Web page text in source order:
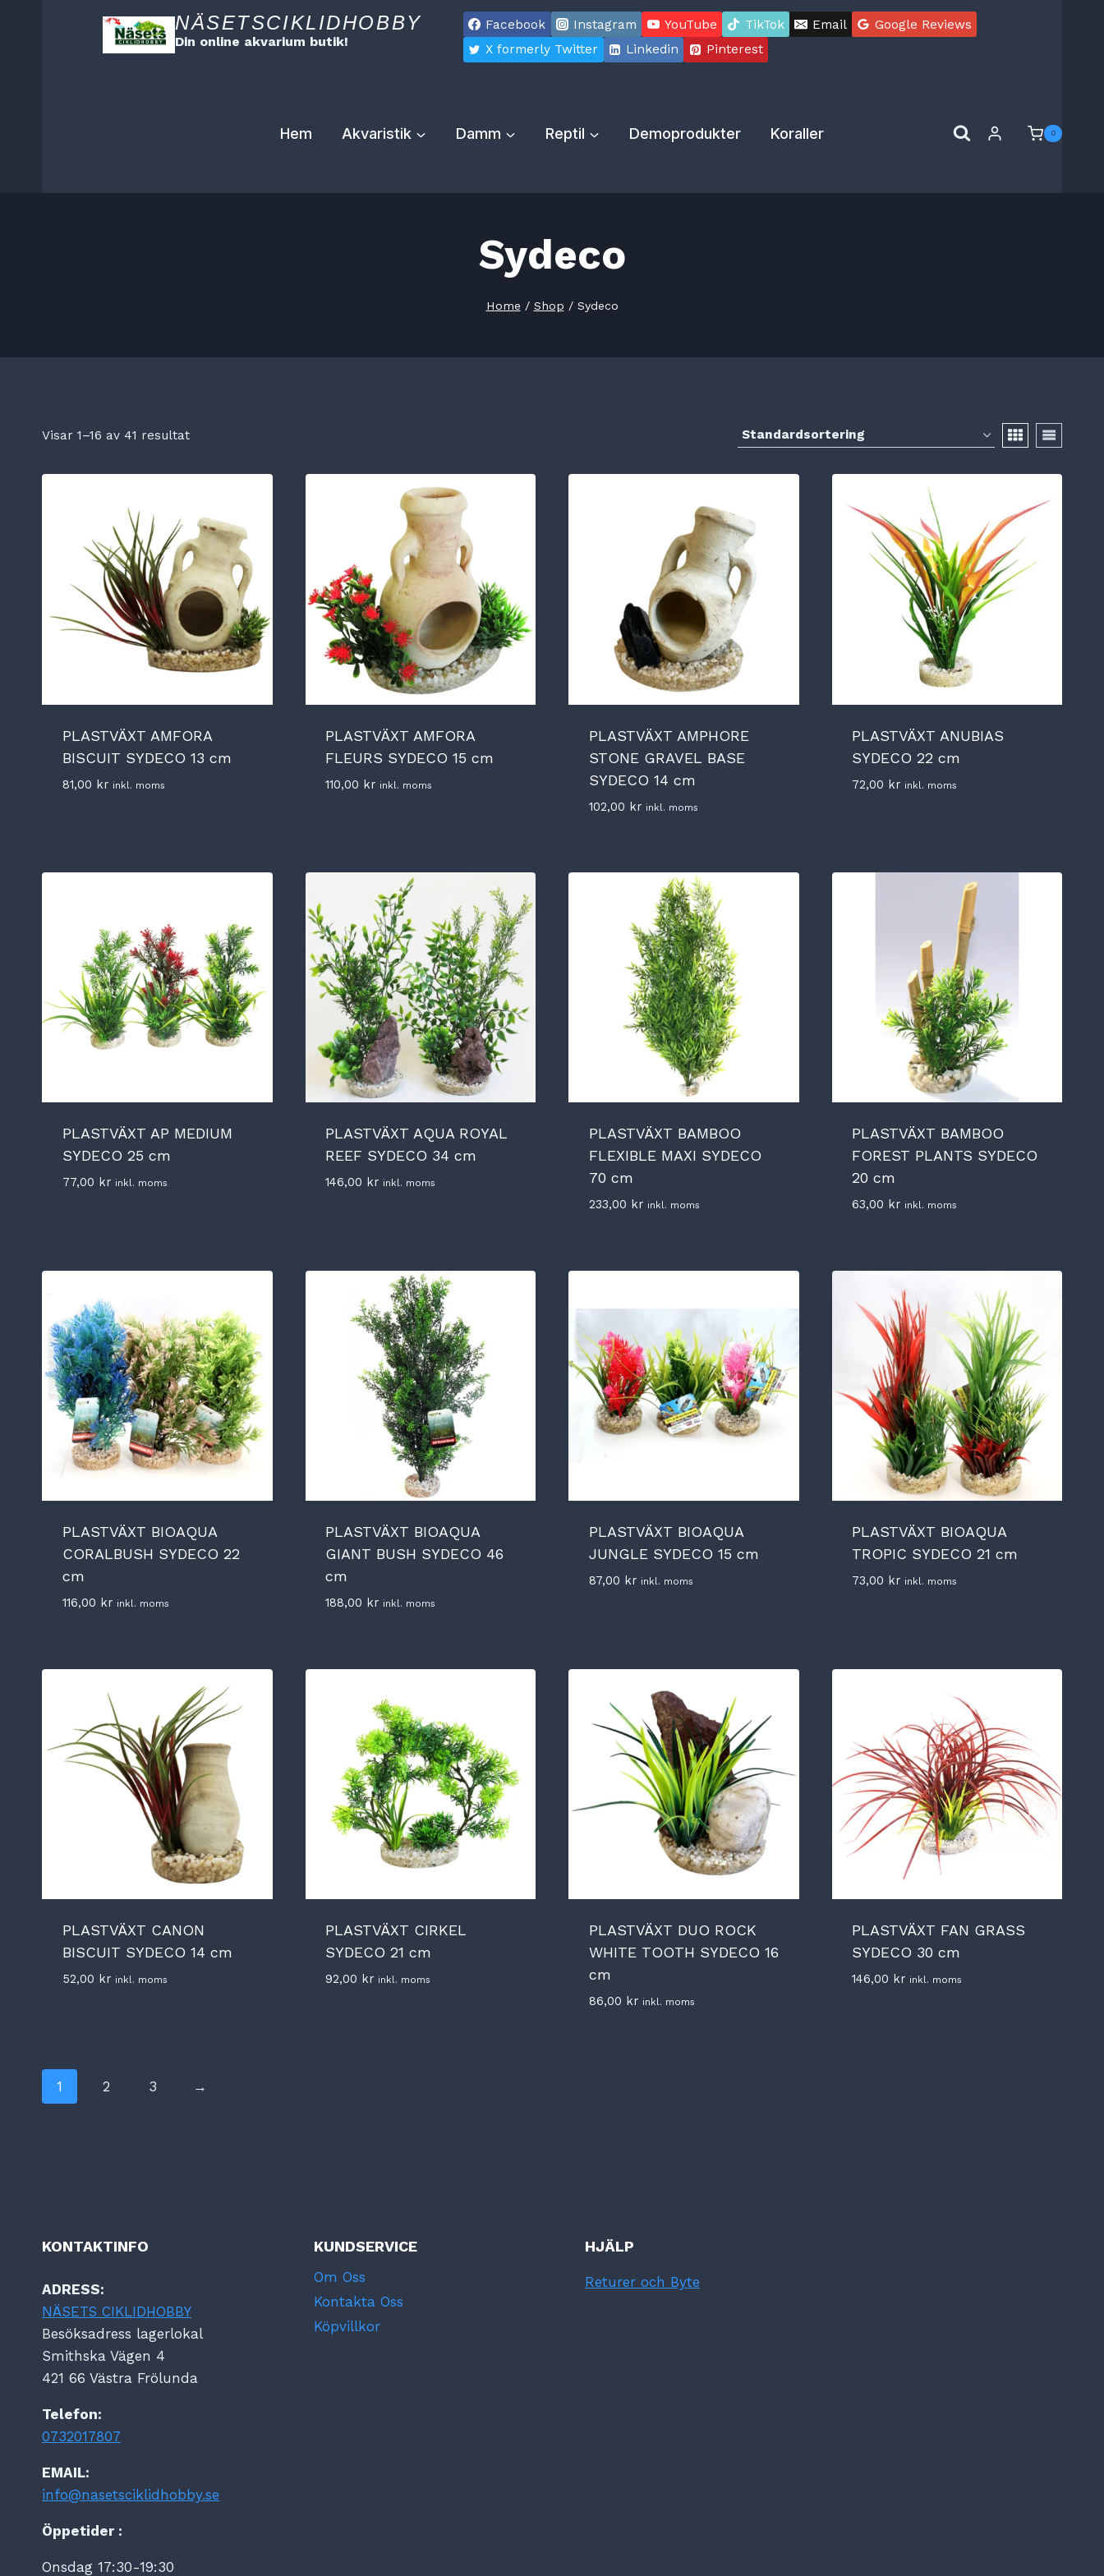
NÄSETSCIKLIDHOBBY
Din online akvarium butik!
Facebook Instagram YouTube TikTok Email
Google Reviews
X formerly Twitter
Linkedin Pinterest
Hem Akvaristik Damm Reptil Demoprodukter Koraller 0
Sydeco
Home / Shop / Sydeco
Visar 1–16 av 41 resultat
PLASTVÄXT AMFORA
BISCUIT SYDECO 13 cm
81,00 kr inkl. moms
PLASTVÄXT AMFORA
FLEURS SYDECO 15 cm
110,00 kr inkl. moms
PLASTVÄXT AMPHORE
STONE GRAVEL BASE
SYDECO 14 cm
102,00 kr inkl. moms
PLASTVÄXT ANUBIAS
SYDECO 22 cm
72,00 kr inkl. moms
PLASTVÄXT AP MEDIUM
SYDECO 25 cm
77,00 kr inkl. moms
PLASTVÄXT AQUA ROYAL
REEF SYDECO 34 cm
146,00 kr inkl. moms
PLASTVÄXT BAMBOO
FLEXIBLE MAXI SYDECO
70 cm
233,00 kr inkl. moms
PLASTVÄXT BAMBOO
FOREST PLANTS SYDECO
20 cm
63,00 kr inkl. moms
PLASTVÄXT BIOAQUA
CORALBUSH SYDECO 22
cm
116,00 kr inkl. moms
PLASTVÄXT BIOAQUA
GIANT BUSH SYDECO 46
cm
188,00 kr inkl. moms
PLASTVÄXT BIOAQUA
JUNGLE SYDECO 15 cm
87,00 kr inkl. moms
PLASTVÄXT BIOAQUA
TROPIC SYDECO 21 cm
73,00 kr inkl. moms
PLASTVÄXT CANON
BISCUIT SYDECO 14 cm
52,00 kr inkl. moms
PLASTVÄXT CIRKEL
SYDECO 21 cm
92,00 kr inkl. moms
PLASTVÄXT DUO ROCK
WHITE TOOTH SYDECO 16
cm
86,00 kr inkl. moms
PLASTVÄXT FAN GRASS
SYDECO 30 cm
146,00 kr inkl. moms
1 2 3 →
KONTAKTINFO
ADRESS:
NÄSETS CIKLIDHOBBY
Besöksadress lagerlokal
Smithska Vägen 4
421 66 Västra Frölunda
Telefon:
0732017807
EMAIL:
info@nasetsciklidhobby.se
Öppetider :
Onsdag 17:30-19:30
KUNDSERVICE
Om Oss
Kontakta Oss
Köpvillkor
HJÄLP
Returer och Byte